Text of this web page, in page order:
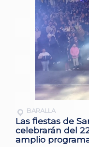
BARALLA
Las fiestas de
celebrarán del
amplio